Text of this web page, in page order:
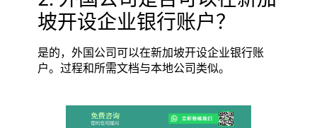
坡开设企业银行账户？
是的，外国公司可以在新加坡开设企业银行账
户。过程和所需文档与本地公司类似。